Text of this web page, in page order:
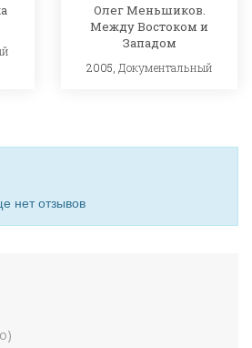
Олег Меньшиков.
Между Востоком и
Западом
2005, Документальный
нет отзывов